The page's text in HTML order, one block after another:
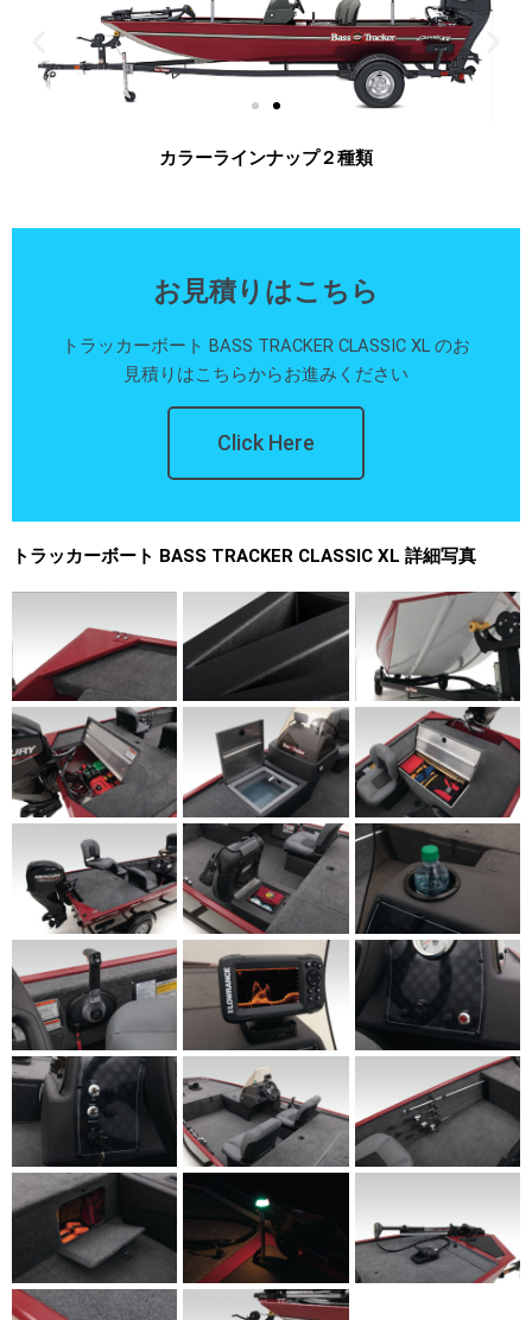
カラーラインナップ２種類
お見積りはこちら
トラッカーボート BASS TRACKER CLASSIC XL のお
見積りはこちらからお進みください
Click Here
トラッカーボート BASS TRACKER CLASSIC XL 詳細写真